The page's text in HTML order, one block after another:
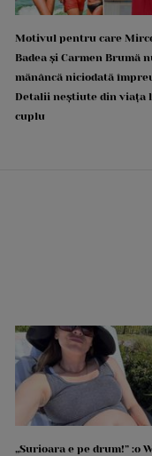
Motivul pentru care
Badea și Carmen Brumă
mănâncă niciodată
Detalii neștiute din viața
cuplu
„Surioara e pe drum!” :o